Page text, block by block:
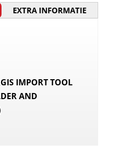
EXTRA INFORMATIE
IMPORT TOOL
AND